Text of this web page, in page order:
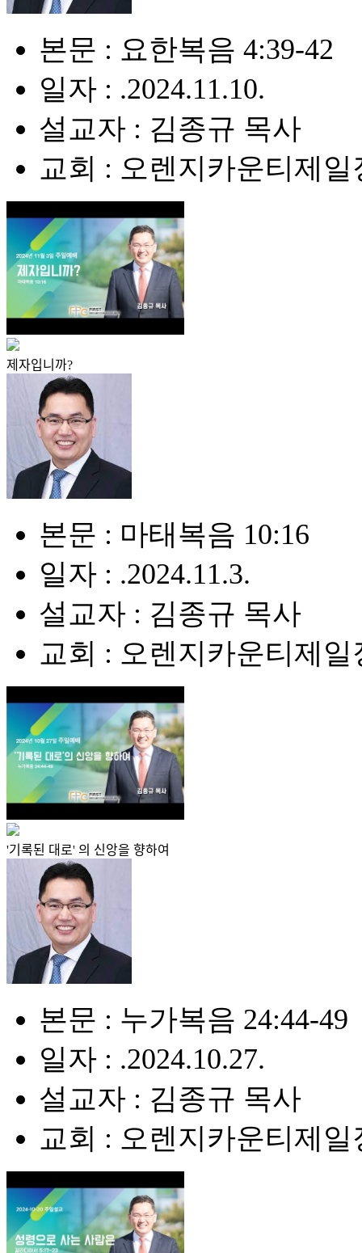
본문 : 요한복음 4:39-42
일자 : .2024.11.10.
설교자 : 김종규 목사
교회 : 오렌지카운티제일
제자입니까?
본문 : 마태복음 10:16
일자 : .2024.11.3.
설교자 : 김종규 목사
교회 : 오렌지카운티제일
'기록된 대로' 의 신앙을 향하여
본문 : 누가복음 24:44-49
일자 : .2024.10.27.
설교자 : 김종규 목사
교회 : 오렌지카운티제일